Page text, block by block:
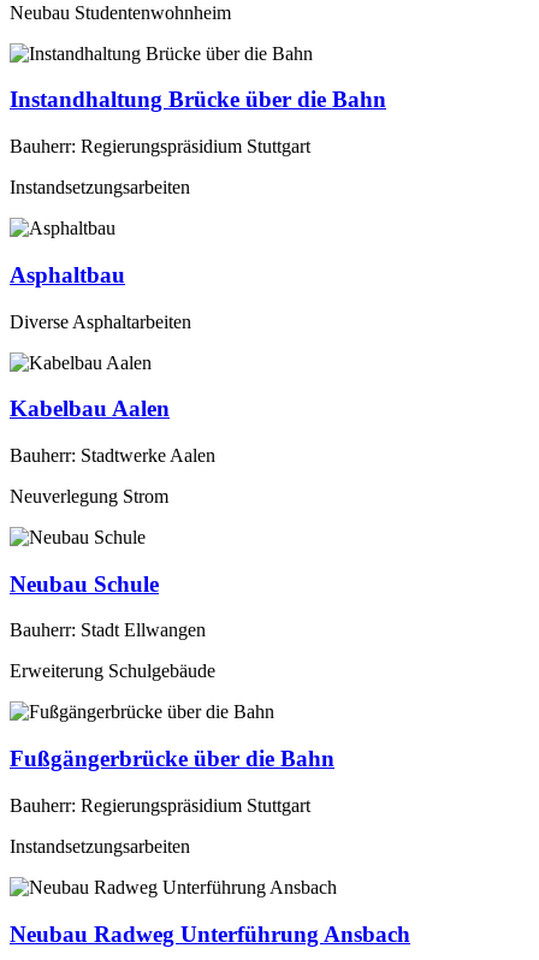
Neubau Studentenwohnheim
Instandhaltung Brücke über die Bahn
Bauherr: Regierungspräsidium Stuttgart
Instandsetzungsarbeiten
Asphaltbau
Diverse Asphaltarbeiten
Kabelbau Aalen
Bauherr: Stadtwerke Aalen
Neuverlegung Strom
Neubau Schule
Bauherr: Stadt Ellwangen
Erweiterung Schulgebäude
Fußgängerbrücke über die Bahn
Bauherr: Regierungspräsidium Stuttgart
Instandsetzungsarbeiten
Neubau Radweg Unterführung Ansbach